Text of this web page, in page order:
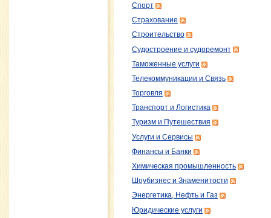
Спорт
Страхование
Строительство
Судостроение и судоремонт
Таможенные услуги
Телекоммуникации и Связь
Торговля
Транспорт и Логистика
Туризм и Путешествия
Услуги и Сервисы
Финансы и Банки
Химическая промышленность
Шоубизнес и Знаменитости
Энергетика, Нефть и Газ
Юридические услуги